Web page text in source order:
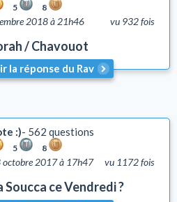
5 8
vu 932 fois
2018 à 21h46
/ Chavouot
la réponse du Rav
:) 562 questions
5 8
vu 1172 fois
octobre 2017 à 17h47
Soucca ce Vendredi ?